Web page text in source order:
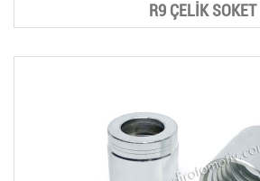
R9 ÇELİK SOKET